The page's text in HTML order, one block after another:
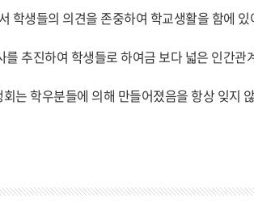
학생들의 의견을 존중하여 학교생활을 함에
추진하여 학생들로 하여금 보다 넓은 인간
는 학우분들에 의해 만들어졌음을 항상 잊지